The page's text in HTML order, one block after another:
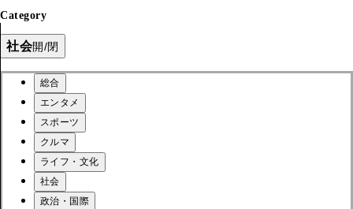
Category
社会開/閉
総合
エンタメ
スポーツ
クルマ
ライフ・文化
社会
政治・国際